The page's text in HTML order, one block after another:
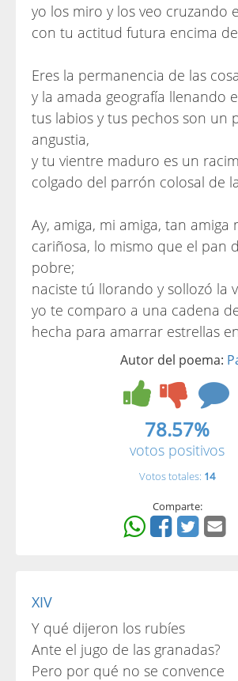
yo los miro y los veo cruzando
con tu actitud futura encima
Eres la permanencia de las
y la amada geografía llenando
tus labios y tus pechos son un
angustia,
y tu vientre maduro es un
colgado del parrón colosal de
Ay, amiga, mi amiga, tan amiga
cariñosa, lo mismo que el pan
pobre;
naciste tú llorando y sollozó la
yo te comparo a una cadena
hecha para amarrar estrellas
Autor del poema:
78.57%
votos positivos
Votos totales: 14
Comparte:
XIV
Y qué dijeron los rubíes
Ante el jugo de las granadas?
Pero por qué no se convence